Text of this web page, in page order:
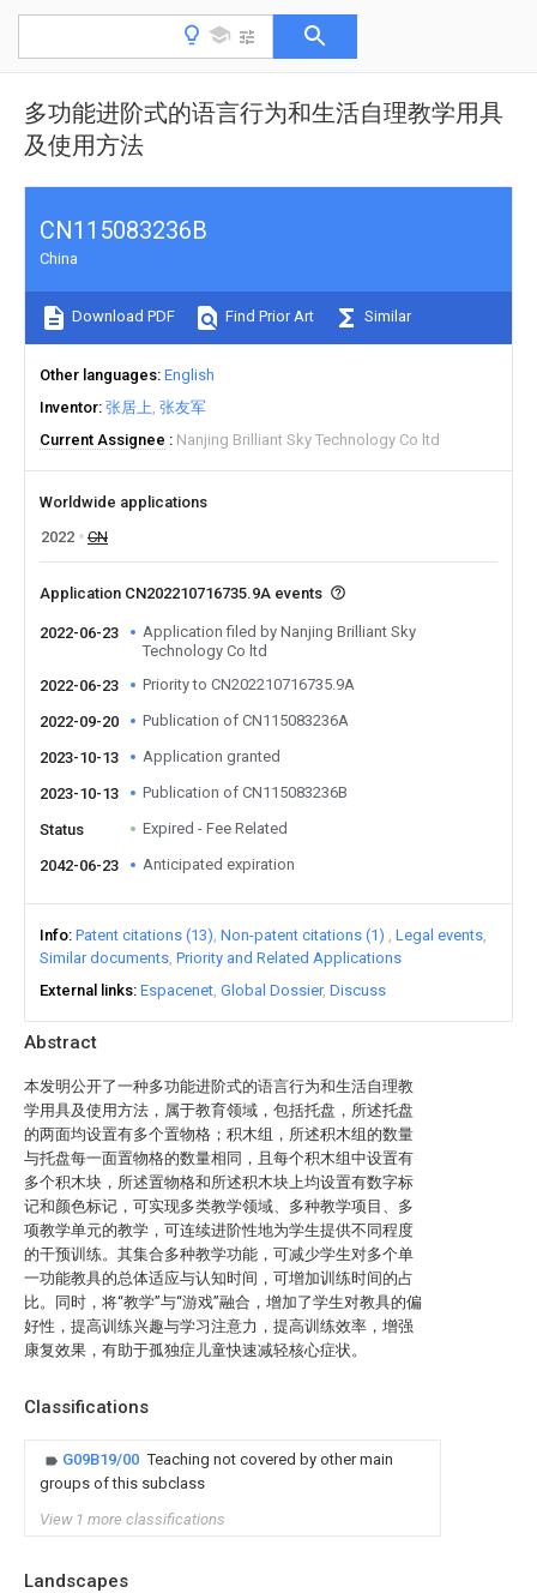
多功能进阶式的语言行为和生活自理教学用具
及使用方法
Abstract
本发明公开了一种多功能进阶式的语言行为和生活自理教
学用具及使用方法，属于教育领域，包括托盘，所述托盘
的两面均设置有多个置物格；积木组，所述积木组的数量
与托盘每一面置物格的数量相同，且每个积木组中设置有
多个积木块，所述置物格和所述积木块上均设置有数字标
记和颜色标记，可实现多类教学领域、多种教学项目、多
项教学单元的教学，可连续进阶性地为学生提供不同程度
的干预训练。其集合多种教学功能，可减少学生对多个单
一功能教具的总体适应与认知时间，可增加训练时间的占
比。同时，将“教学”与“游戏”融合，增加了学生对教具的偏
好性，提高训练兴趣与学习注意力，提高训练效率，增强
康复效果，有助于孤独症儿童快速减轻核心症状。
Classifications
G09B19/00 Teaching not covered by other main
groups of this subclass
View 1 more classifications
Landscapes
CN115083236B
China
Download PDF Find Prior Art Similar
Other languages English
Inventor 张居上 张友军
Current Assignee
Nanjing Brilliant Sky Technology Co ltd
Worldwide applications
2022
CN
Application CN202210716735.9A events
2022-06-23
Application filed by Nanjing Brilliant Sky
Technology Co ltd
2022-06-23
Priority to CN202210716735.9A
2022-09-20 Publication of CN115083236A
2023-10-13 Application granted
2023-10-13 Publication of CN115083236B
Status Expired - Fee Related
2042-06-23 Anticipated expiration
Info Patent citations (13) Non-patent citations (1)
Legal events
Similar documents Priority and Related Applications
External links Espacenet Global Dossier Discuss